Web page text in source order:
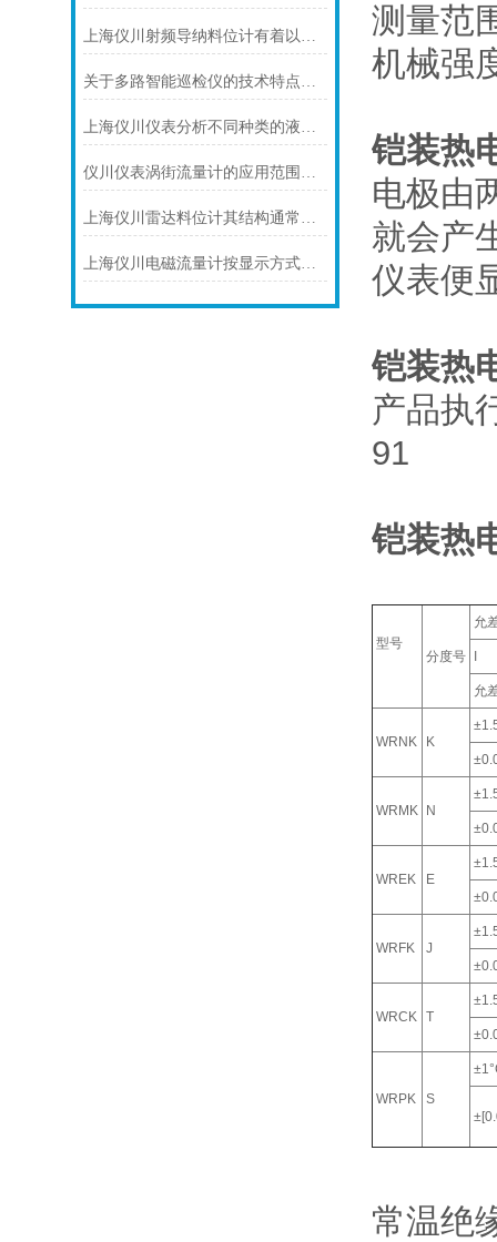
上海仪川射频导纳料位计有着以下几大技术特点
关于多路智能巡检仪的技术特点，你怎么看呢？
上海仪川仪表分析不同种类的液位变送器
仪川仪表涡街流量计的应用范围主要包括以下几个方面
上海仪川雷达料位计其结构通常由以下部分组成
上海仪川电磁流量计按显示方式分类
测量范
机械强
铠装热
电极由
就会产
仪表便
铠装热
产品执
91
铠装热
型号
分度号
允
允
WRNK K
WRMK N
WREK E
WRFK J
WRCK T
WRPK S
常温绝